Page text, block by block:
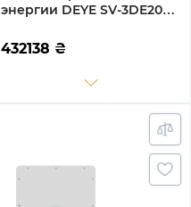
энергии DEYE SV-3DE20K1-
3BAT LiFePO4 ≥6000
циклов (SV-3DE20K1-
432138 ₴